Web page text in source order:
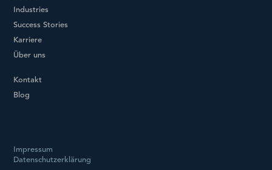
Industries
Success Stories
Karriere
Über uns
Kontakt
Blog
Impressum
Datenschutzerklärung